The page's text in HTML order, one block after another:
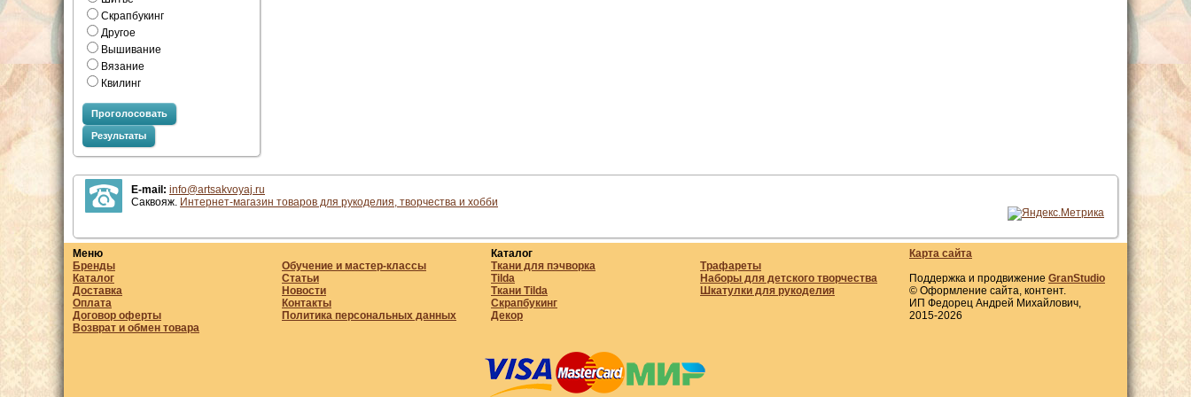
Скрапбукинг
Другое
Вышивание
Вязание
Квилинг
Проголосовать
Результаты
E-mail: info@artsakvoyaj.ru
Саквояж. Интернет-магазин товаров для рукоделия, творчества и хобби
Меню
Бренды
Каталог
Доставка
Оплата
Договор оферты
Возврат и обмен товара
Обучение и мастер-классы
Статьи
Новости
Контакты
Политика персональных данных
Каталог
Ткани для пэчворка
Tilda
Ткани Tilda
Скрапбукинг
Декор
Трафареты
Наборы для детского творчества
Шкатулки для рукоделия
Карта сайта
Поддержка и продвижение GranStudio
© Оформление сайта, контент.
ИП Федорец Андрей Михайлович,
2015-2026